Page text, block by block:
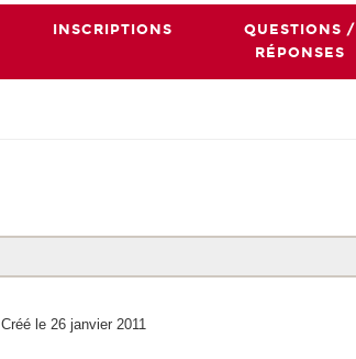
INSCRIPTIONS
QUESTIONS /
RÉPONSES
Créé le 26 janvier 2011